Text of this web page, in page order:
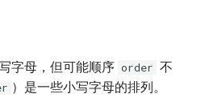
字母，但可能顺序 order 不
）是一些小写字母的排列。